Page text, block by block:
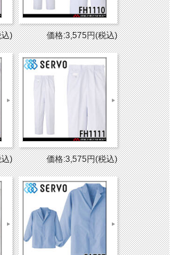
) 価格:3,575円(税込)
) 価格:3,575円(税込)